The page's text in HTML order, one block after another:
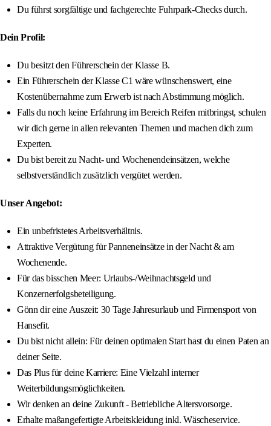
Du führst sorgfältige und fachgerechte Fuhrpark-Checks durch.
Dein Profil:
Du besitzt den Führerschein der Klasse B.
Ein Führerschein der Klasse C1 wäre wünschenswert, eine
Kostenübernahme zum Erwerb ist nach Abstimmung möglich.
Falls du noch keine Erfahrung im Bereich Reifen mitbringst, schulen
wir dich gerne in allen relevanten Themen und machen dich zum
Experten.
Du bist bereit zu Nacht- und Wochenendeinsätzen, welche
selbstverständlich zusätzlich vergütet werden.
Unser Angebot:
Ein unbefristetes Arbeitsverhältnis.
Attraktive Vergütung für Panneneinsätze in der Nacht & am
Wochenende.
Für das bisschen Meer: Urlaubs-/Weihnachtsgeld und
Konzernerfolgsbeteiligung.
Gönn dir eine Auszeit: 30 Tage Jahresurlaub und Firmensport von
Hansefit.
Du bist nicht allein: Für deinen optimalen Start hast du einen Paten an
deiner Seite.
Das Plus für deine Karriere: Eine Vielzahl interner
Weiterbildungsmöglichkeiten.
Wir denken an deine Zukunft - Betriebliche Altersvorsorge.
Erhalte maßangefertigte Arbeitskleidung inkl. Wäscheservice.